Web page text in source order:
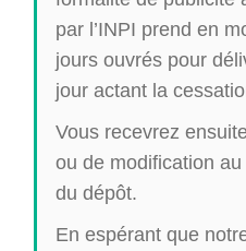
par l’INPI prend en
jours ouvrés pour
jour actant la
Vous recevrez
ou de modification
du dépôt.
En espérant que